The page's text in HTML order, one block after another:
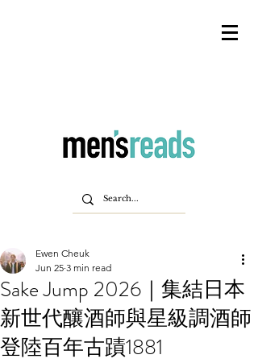
Sake Jump 2026｜集結日本
新世代釀酒師與星級調酒師
登陸百年古蹟1881
Ewen Cheuk
Jun 25 3 min read